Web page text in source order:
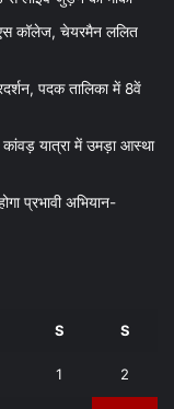
कॉलेज, चेयरमैन ललित
पदक तालिका में 8वें
यात्रा में उमड़ा आस्था
प्रभावी अभियान-
S S
1 2